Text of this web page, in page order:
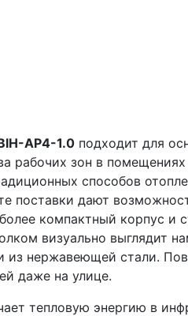
AP4-1.0 подходит для
рабочих зон в
способов
поставки дают
компактный корпус и
визуально выглядит
из нержавеющей стали.
даже на улице.
тепловую энергию в